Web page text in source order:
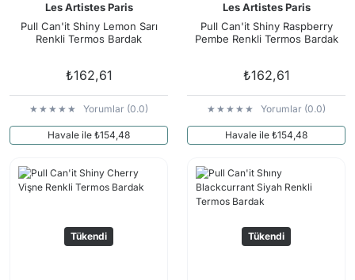
Les Artistes Paris
Pull Can'it Shiny Lemon Sarı
Renkli Termos Bardak
₺162,61
Yorumlar (0.0)
Havale ile ₺154,48
Les Artistes Paris
Pull Can'it Shiny Raspberry
Pembe Renkli Termos Bardak
₺162,61
Yorumlar (0.0)
Havale ile ₺154,48
Tükendi Tükendi